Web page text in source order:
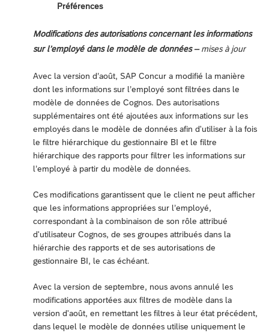
Préférences
Modifications des autorisations concernant les informations
sur l’employé dans le modèle de données –mises à jour
Avec la version d’août, SAP Concur a modifié la manière
dont les informations sur l’employé sont filtrées dans le
modèle de données de Cognos. Des autorisations
supplémentaires ont été ajoutées aux informations sur les
employés dans le modèle de données afin d'utiliser à la fois
le filtre hiérarchique du gestionnaire BI et le filtre
hiérarchique des rapports pour filtrer les informations sur
l’employé à partir du modèle de données.
Ces modifications garantissent que le client ne peut afficher
que les informations appropriées sur l’employé,
correspondant à la combinaison de son rôle attribué
d'utilisateur Cognos, de ses groupes attribués dans la
hiérarchie des rapports et de ses autorisations de
gestionnaire BI, le cas échéant.
Avec la version de septembre, nous avons annulé les
modifications apportées aux filtres de modèle dans la
version d'août, en remettant les filtres à leur état précédent,
dans lequel le modèle de données utilise uniquement le